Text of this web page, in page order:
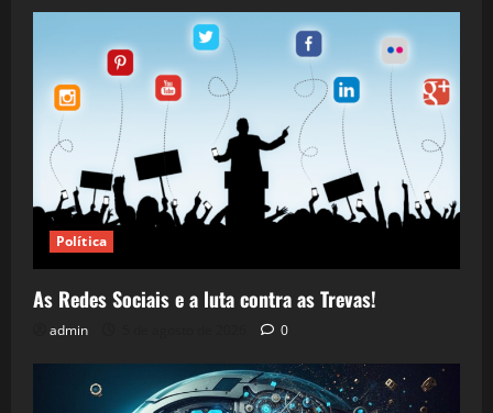
Política
As Redes Sociais e a luta contra as Trevas!
admin 0